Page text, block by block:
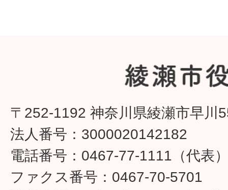
〒252-1192 神奈川県綾瀬市早川
法人番号：3000020142182
電話番号：0467-77-1111（代表
ファクス番号：0467-70-5701